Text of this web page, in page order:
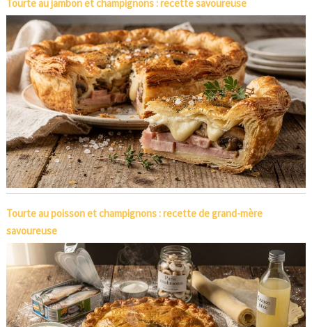
Tourte au jambon et champignons : recette savoureuse
Tourte au poisson et champignons : recette de grand-mère
savoureuse